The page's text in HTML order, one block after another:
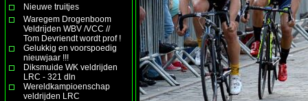
Nieuwe truitjes
Waregem Drogenboom
Veldrijden WBV /VCC //
Tom Devriendt wordt prof !
Gelukkig en voorspoedig
nieuwjaar !!!
Diksmuide WK veldrijden
LRC - 321 dln
Wereldkampioenschap
veldrijden LRC